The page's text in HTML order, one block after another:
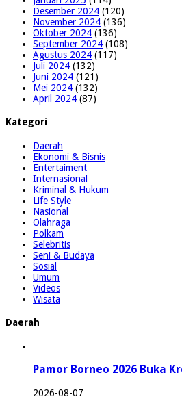
Desember 2024 (120)
November 2024 (136)
Oktober 2024 (136)
September 2024 (108)
Agustus 2024 (117)
Juli 2024 (132)
Juni 2024 (121)
Mei 2024 (132)
April 2024 (87)
Kategori
Daerah
Ekonomi & Bisnis
Entertaiment
Internasional
Kriminal & Hukum
Life Style
Nasional
Olahraga
Polkam
Selebritis
Seni & Budaya
Sosial
Umum
Videos
Wisata
Daerah
Pamor Borneo 2026 Buka
2026-08-07